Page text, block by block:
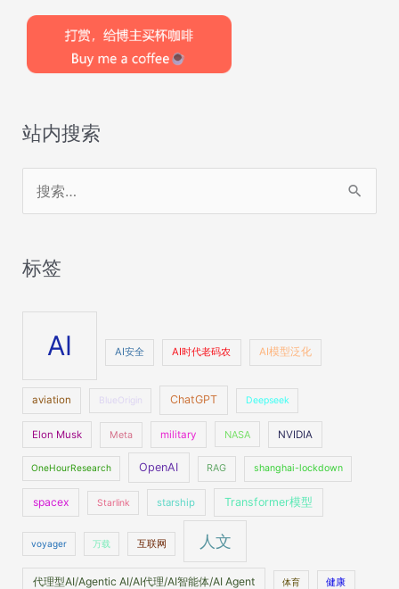
站内搜索
索
标签
AI AI安全 AI时代老码农 AI模型泛化
aviation BlueOrigin ChatGPT Deepseek
Elon Musk Meta military NASA NVIDIA
OneHourResearch OpenAI RAG shanghai-lockdown
spacex Starlink starship Transformer模型
voyager 万载 互联网 人文
代理型AI/Agentic AI/AI代理/AI智能体/AI Agent 体育 健康